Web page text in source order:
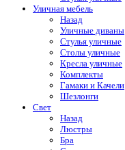
Уличная мебель
Назад
Уличные диваны
Стулья уличные
Столы уличные
Кресла уличные
Комплекты
Гамаки и Качели
Шезлонги
Свет
Назад
Люстры
Бра